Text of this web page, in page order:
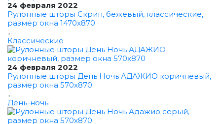
24 февраля 2022
Рулонные шторы Скрин, бежевый, классические,
размер окна 1470x870
...
Классические
24 февраля 2022
Рулонные шторы День Ночь АДАЖИО коричневый,
размер окна 570x870
...
День-ночь